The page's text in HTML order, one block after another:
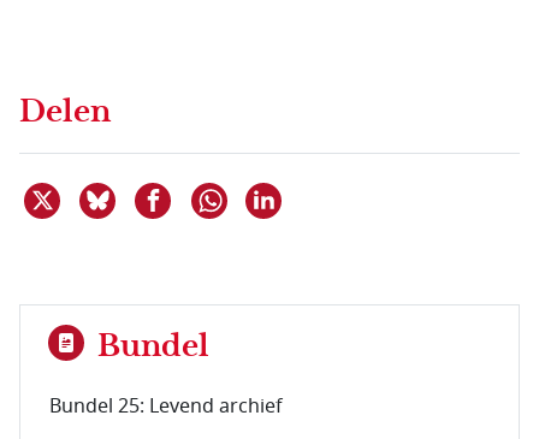
Delen
Deel dit item op X
Deel dit item op Bluesky
Deel dit item op Facebook
Delen via WhatsApp
Bundel
Bundel 25: Levend archief